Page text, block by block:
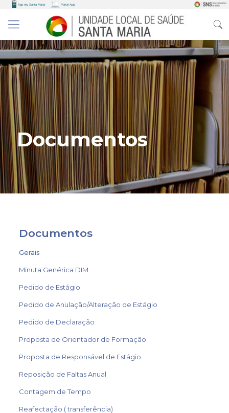
Documentos
Documentos
Gerais
Minuta Genérica DIM
Pedido de Estágio
Pedido de Anulação/Alteração de Estágio
Pedido de Declaração
Proposta de Orientador de Formação
Proposta de Responsável de Estágio
Reposição de Faltas Anual
Contagem de Tempo
Reafectação ( transferência)